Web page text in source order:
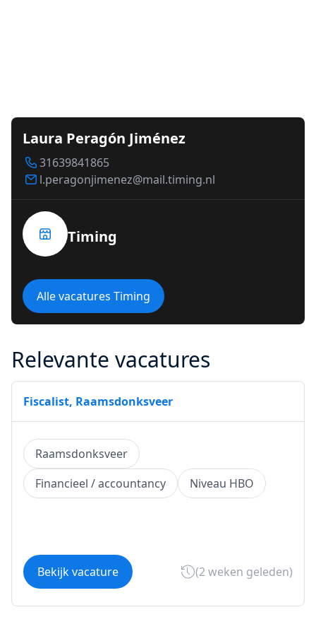
Laura Peragón Jiménez
31639841865
l.peragonjimenez@mail.timing.nl
Timing
Alle vacatures Timing
Relevante vacatures
Fiscalist, Raamsdonksveer
Raamsdonksveer
Financieel / accountancy
Niveau HBO
Bekijk vacature (2 weken geleden)